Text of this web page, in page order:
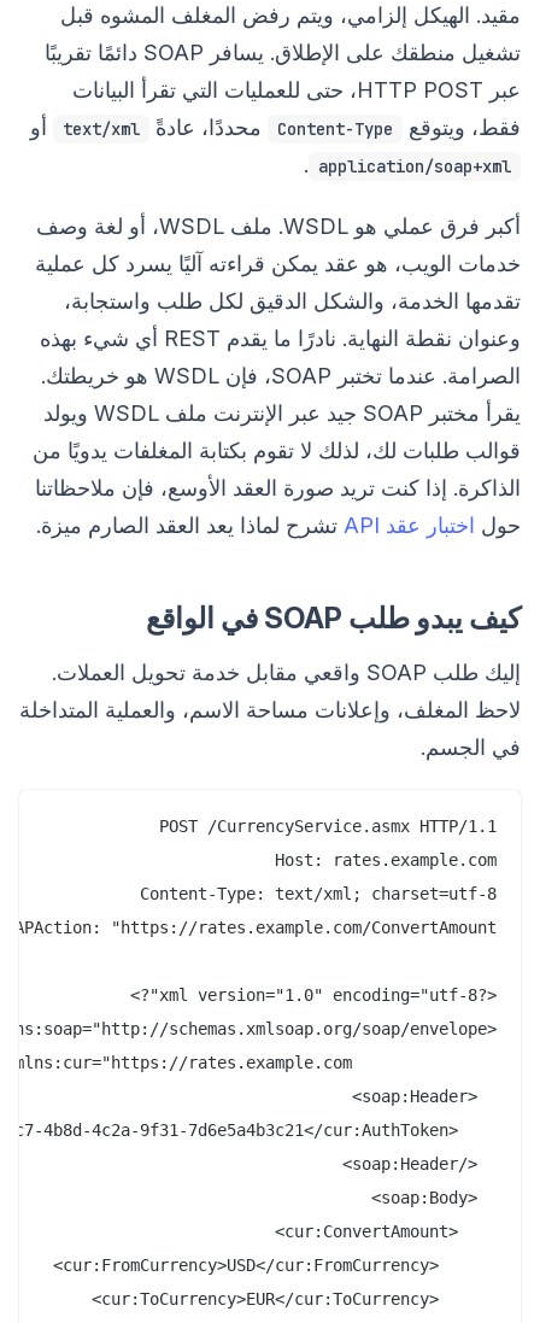
مقيد. الهيكل إلزامي، ويتم رفض المغلف المشوه قبل
تشغيل منطقك على الإطلاق. يسافر SOAP دائمًا تقريبًا
عبر HTTP POST، حتى للعمليات التي تقرأ البيانات
فقط، ويتوقع
Content-Type محددًا، عادةً text/xml أو
application/soap+xml
.
أكبر فرق عملي هو WSDL. ملف WSDL، أو لغة وصف
خدمات الويب، هو عقد يمكن قراءته آليًا يسرد كل عملية
تقدمها الخدمة، والشكل الدقيق لكل طلب واستجابة،
وعنوان نقطة النهاية. نادرًا ما يقدم REST أي شيء بهذه
الصرامة. عندما تختبر SOAP، فإن WSDL هو خريطتك.
يقرأ مختبر SOAP جيد عبر الإنترنت ملف WSDL ويولد
قوالب طلبات لك، لذلك لا تقوم بكتابة المغلفات يدويًا من
الذاكرة. إذا كنت تريد صورة العقد الأوسع، فإن ملاحظاتنا
حول اختبار عقد API تشرح لماذا يعد العقد الصارم ميزة.
كيف يبدو طلب SOAP في الواقع
إليك طلب SOAP واقعي مقابل خدمة تحويل العملات.
لاحظ المغلف، وإعلانات مساحة الاسم، والعملية المتداخلة
في الجسم.